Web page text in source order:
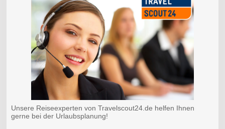
Unsere Reiseexperten von Travelscout24.de helfen Ihnen
gerne bei der Urlaubsplanung!